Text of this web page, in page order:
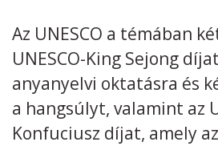
Aktuális felhívások
UNESCO díjak
KAPCSOLAT
Az UNESCO a témában
UNESCO-King Sejong
anyanyelvi oktatásra és
a hangsúlyt, valamint az
Konfuciusz díjat, amely